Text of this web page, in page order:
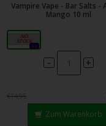
Vampire Vape - Bar Salts -
Mango 10 ml
10ml
0x
- +
€14,95
Zum Warenkorb